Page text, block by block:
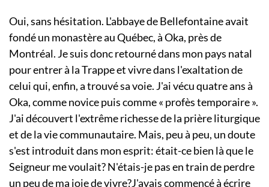
Oui, sans hésitation. L'abbaye de Bellefontaine avait
fondé un monastère au Québec, à Oka, près de
Montréal. Je suis donc retourné dans mon pays natal
pour entrer à la Trappe et vivre dans l'exaltation de
celui qui, enfin, a trouvé sa voie. J'ai vécu quatre ans à
Oka, comme novice puis comme « profès temporaire ».
J'ai découvert l'extrême richesse de la prière liturgique
et de la vie communautaire. Mais, peu à peu, un doute
s'est introduit dans mon esprit: était-ce bien là que le
Seigneur me voulait? N'étais-je pas en train de perdre
un peu de ma joie de vivre?J'avais commencé à écrire